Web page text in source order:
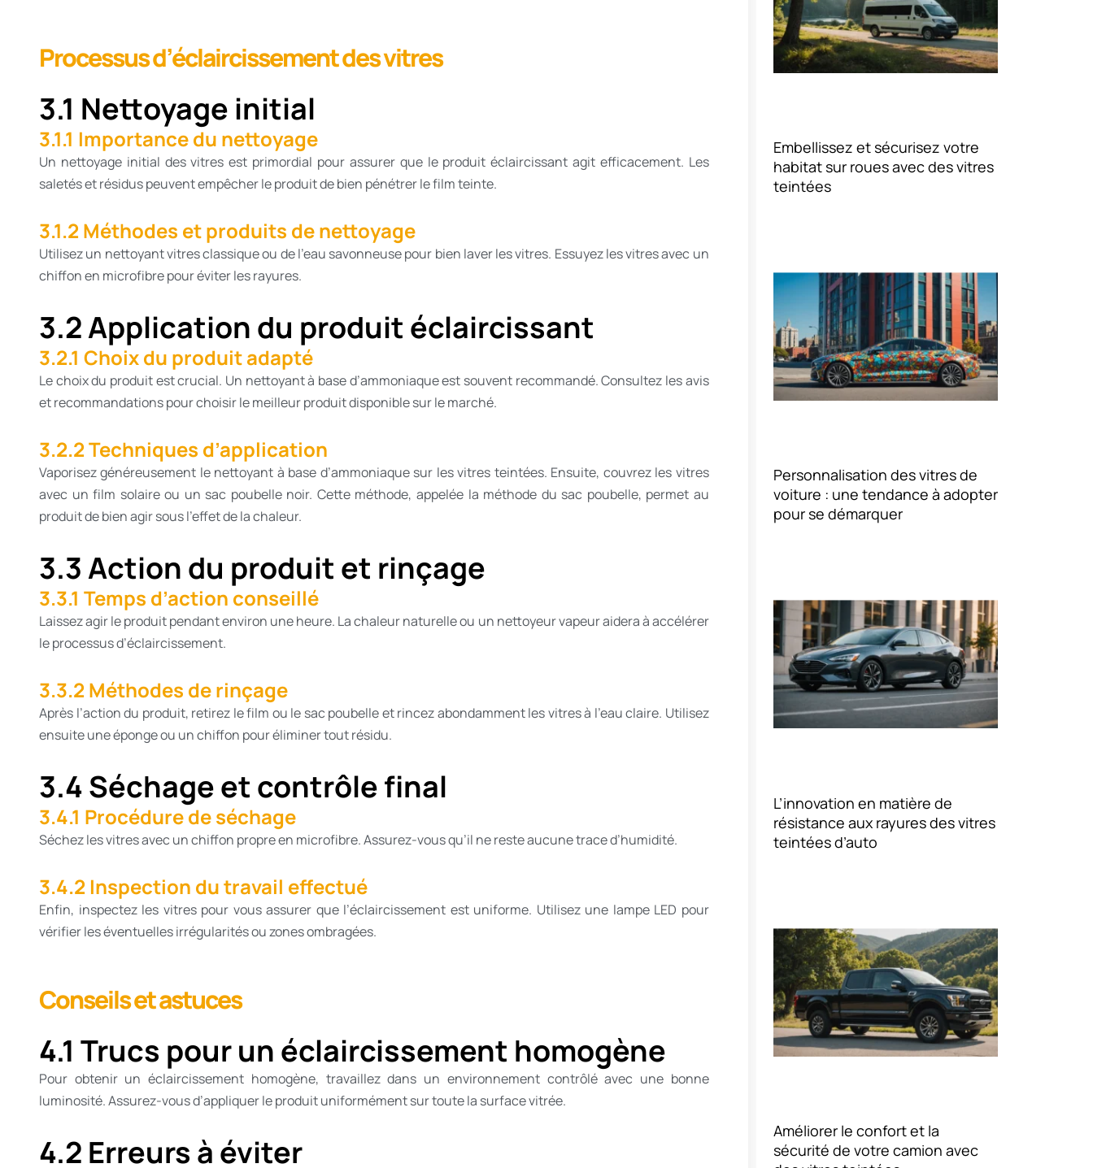
Processus d’éclaircissement des vitres
3.1 Nettoyage initial
3.1.1 Importance du nettoyage
Un nettoyage initial des vitres est primordial pour assurer que le produit éclaircissant agit efficacement. Les
saletés et résidus peuvent empêcher le produit de bien pénétrer le film teinte.
3.1.2 Méthodes et produits de nettoyage
Utilisez un nettoyant vitres classique ou de l’eau savonneuse pour bien laver les vitres. Essuyez les vitres avec un
chiffon en microfibre pour éviter les rayures.
3.2 Application du produit éclaircissant
3.2.1 Choix du produit adapté
Le choix du produit est crucial. Un nettoyant à base d’ammoniaque est souvent recommandé. Consultez les avis
et recommandations pour choisir le meilleur produit disponible sur le marché.
3.2.2 Techniques d’application
Vaporisez généreusement le nettoyant à base d’ammoniaque sur les vitres teintées. Ensuite, couvrez les vitres
avec un film solaire ou un sac poubelle noir. Cette méthode, appelée la méthode du sac poubelle, permet au
produit de bien agir sous l’effet de la chaleur.
3.3 Action du produit et rinçage
3.3.1 Temps d’action conseillé
Laissez agir le produit pendant environ une heure. La chaleur naturelle ou un nettoyeur vapeur aidera à accélérer
le processus d’éclaircissement.
3.3.2 Méthodes de rinçage
Après l’action du produit, retirez le film ou le sac poubelle et rincez abondamment les vitres à l’eau claire. Utilisez
ensuite une éponge ou un chiffon pour éliminer tout résidu.
3.4 Séchage et contrôle final
3.4.1 Procédure de séchage
Séchez les vitres avec un chiffon propre en microfibre. Assurez-vous qu’il ne reste aucune trace d’humidité.
3.4.2 Inspection du travail effectué
Enfin, inspectez les vitres pour vous assurer que l’éclaircissement est uniforme. Utilisez une lampe LED pour
vérifier les éventuelles irrégularités ou zones ombragées.
Conseils et astuces
4.1 Trucs pour un éclaircissement homogène
Pour obtenir un éclaircissement homogène, travaillez dans un environnement contrôlé avec une bonne
luminosité. Assurez-vous d’appliquer le produit uniformément sur toute la surface vitrée.
4.2 Erreurs à éviter
Embellissez et sécurisez votre
habitat sur roues avec des vitres
teintées
Personnalisation des vitres de
voiture : une tendance à adopter
pour se démarquer
L’innovation en matière de
résistance aux rayures des vitres
teintées d’auto
Améliorer le confort et la
sécurité de votre camion avec